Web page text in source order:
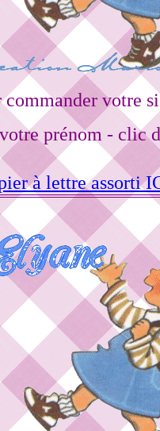
commander votre
prénom - clic
à lettre assorti